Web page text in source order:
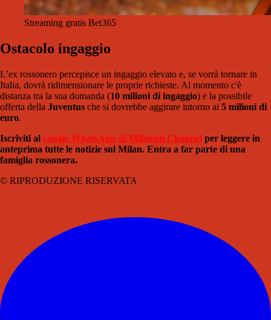
Streaming gratis Bet365
Ostacolo ingaggio
L’ex rossonero percepisce un ingaggio elevato e, se vorrà tornare in
Italia, dovrà ridimensionare le proprie richieste. Al momento c'è
distanza tra la sua domanda (10 milioni di ingaggio) e la possibile
offerta della Juventus che si dovrebbe aggirare intorno ai 5 milioni di
euro.
Iscriviti al canale WhatsApp di Milanisti Channel per leggere in
anteprima tutte le notizie sul Milan. Entra a far parte di una
famiglia rossonera.
© RIPRODUZIONE RISERVATA